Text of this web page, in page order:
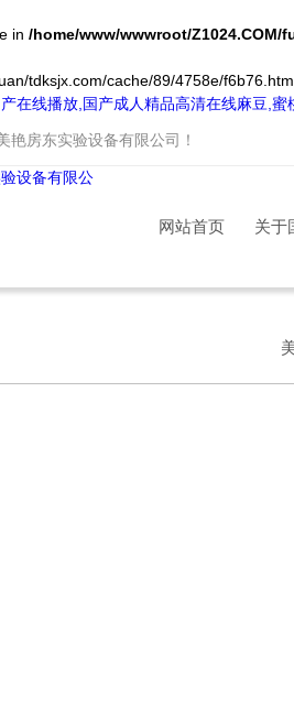
in /home/www/wwwroot/Z1024.COM/
tdksjx.com/cache/89/4758e/
在线播放,国产成人精品高清在线麻豆,蜜
艳房东实验设备有限公司 ！
网站首页 关于